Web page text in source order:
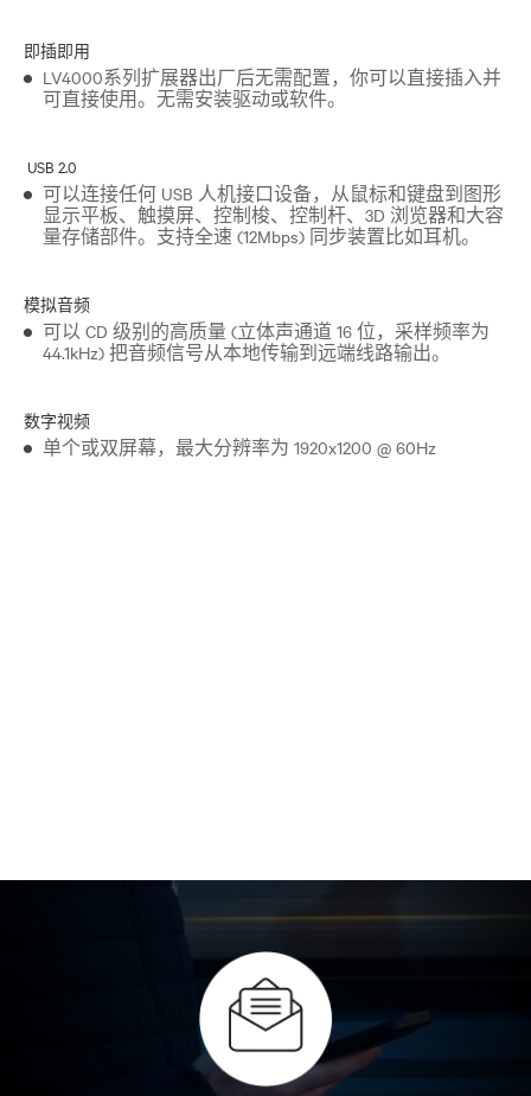
即插即用
LV4000系列扩展器出厂后无需配置，你可以直接插入并
可直接使用。无需安装驱动或软件。
USB 2.0
可以连接任何 USB 人机接口设备，从鼠标和键盘到图形
显示平板、触摸屏、控制梭、控制杆、3D 浏览器和大容
量存储部件。支持全速 (12Mbps) 同步装置比如耳机。
模拟音频
可以 CD 级别的高质量 (立体声通道 16 位，采样频率为
44.1kHz) 把音频信号从本地传输到远端线路输出。
数字视频
单个或双屏幕，最大分辨率为 1920x1200 @ 60Hz